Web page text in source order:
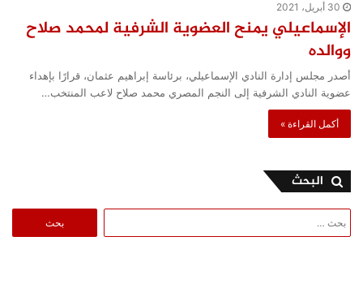
30 أبريل، 2021
الإسماعيلي يمنح العضوية الشرفية لمحمد صلاح
ووالده
أصدر مجلس إدارة النادي الإسماعيلي، برئاسة إبراهيم عثمان، قرارًا بإهداء
عضوية النادي الشرفية إلى النجم المصري محمد صلاح لاعب المنتخب…
أكمل القراءة »
البحث
عن: